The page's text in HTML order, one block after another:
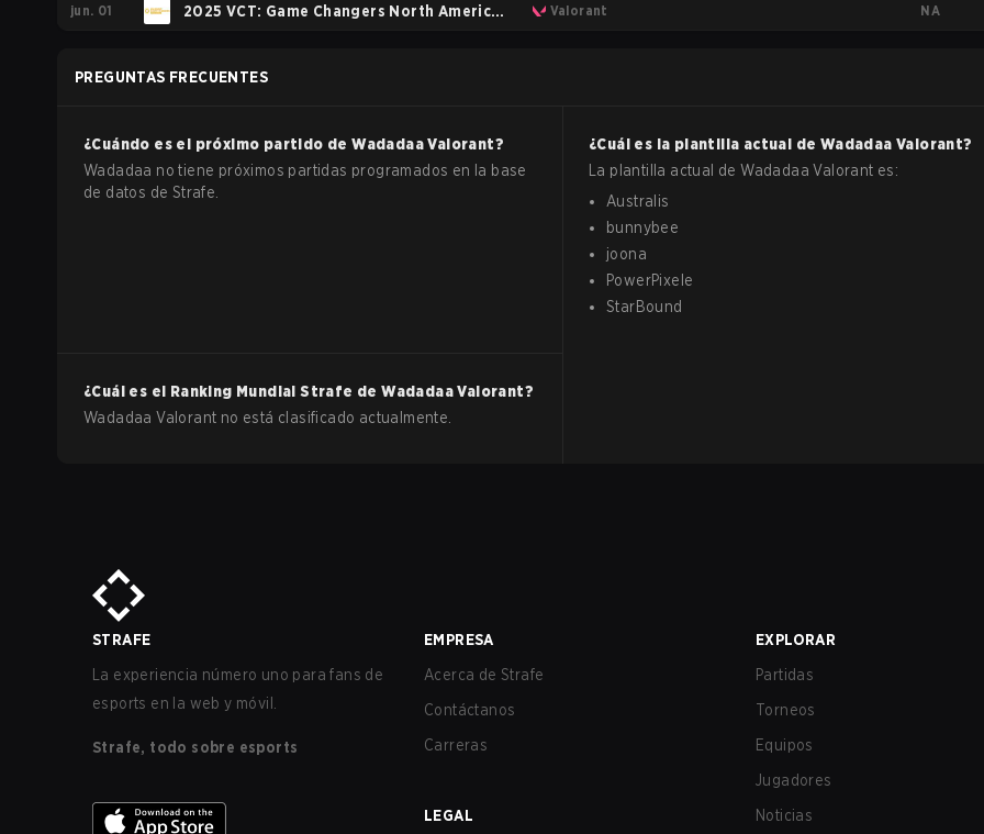
Stage 2
jun. 01 2025 VCT: Game Changers North America Valorant NA
PREGUNTAS FRECUENTES
¿Cuándo es el próximo partido deWadadaa Valorant?
Wadadaa no tiene próximos partidas programados en la base
de datos de Strafe.
¿Cuál es la plantilla actual de Wadadaa Valorant?
La plantilla actual deWadadaa Valorant es:
Australis
bunnybee
joona
PowerPixele
StarBound
¿Cuál es el Ranking Mundial Strafe deWadadaa Valorant?
Wadadaa Valorant no está clasificado actualmente.
STRAFE
La experiencia número uno para fans de
esports en la web y móvil.
Strafe, todo sobre esports
EMPRESA
Acerca de Strafe
Contáctanos
Carreras
LEGAL
EXPLORAR
Partidas
Torneos
Equipos
Jugadores
Noticias